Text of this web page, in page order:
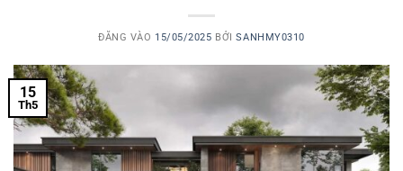
ĐĂNG VÀO 15/05/2025 BỞISANHMY0310
15
Th5